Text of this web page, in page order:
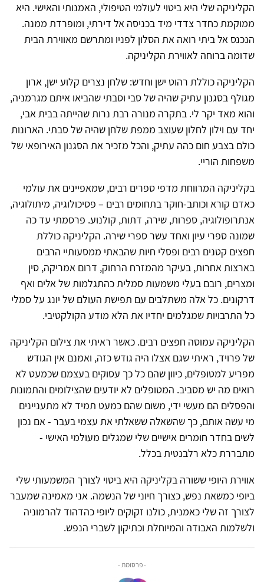
הקליניקה שלי היא ביטוי לעולמי הטיפולי, האמנותי והאישי. היא
ממוקמת כחדר צדדי מיד בכניסה אל דירתי, ומופרדת ממנה.
הנכנס אל ביתי רואה את הסלון לפניו ומתרשם מאווירת הבית
שדומה ברוחה לאווירת הקליניקה.
הקליניקה כוללת רהוט ישן וחדש: שלחן נצרים קלוע ישן, ארון
מגולף בסגנון עתיק שהיה של סבי וסבתי שהביאו איתם מגרמניה,
והוא מאד יקר לי. בתקרה מנורה רבת נרות שהייתה בבית אבי,
יחד עם וילון לחלון שעוצב ממפת שלחן שהיה של סבתי. הארונות
כולם בצבע חום כהה עתיק, והכל מזכיר את הסגנון האירופאי של
משפחות הוריי.
בקליניקה המרווחת מדפי ספרים רבים, שמאפיינים את עולמי
כאדם קורא וכותב-חוקר בתחומים רבים – פסיכולוגיה, מיתולוגיה,
אנתרופולוגיה, ספרות, שירה, דתות, קולנוע. פרסמתי עד כה
שמונה ספרי עיון ואחד עשר ספרי שירה. הקליניקה כוללת
חפצים קטנים רבים ופסלי חיות שהבאתי ממסעותיי הרבים
בארצות אחרות, בעיקר מהמזרח הרחוק, דרום אמריקה, סין
ומצרים, רובם בעלי משמעות סמלית כהתגלמות של אלים ואף
דרקונים. כל אלה משתלבים עם תפישת העולם של יונג על סמלי
כל התרבויות שמגלמים יחדיו את הלא מודע הקולקטיבי.
הקליניקה עמוסה חפצים רבים. כאשר ראיתי את צילום הקליניקה
של פרויד, ראיתי שגם אצלו היה גודש כזה, ואמנם אין הגודש
מפריע למטופלים, כיוון שהם כל כך עסוקים בעצמם שכמעט לא
רואים מה יש מסביב. המטופלים לא יודעים שהצילומים והתמונות
והפסלים הם מעשי ידי, משום שהם כמעט תמיד לא מתעניינים
מי עשה אותם, כך שהשאלה ששאלתי את עצמי בעבר - אם נכון
לשים בחדר חומרים אישיים שלי שמגלים מעולמי האישי -
מתבררת כלא רלבנטית בכלל.
אווירת היופי ששורה בקליניקה היא ביטוי לצורך המשמעותי שלי
ביופי כמשאת נפש, כצורך חיוני של הנשמה. אני מאמינה שמעבר
לצורך זה שלי כאמנית, כולנו זקוקים ליופי כהדהוד להרמוניה
ולשלמות האבודה והמיוחלת וכתיקון לשברי הנפש.
- פרסומת -